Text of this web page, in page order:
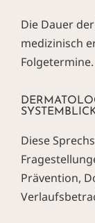
Die Dauer
medizinisch
Folgetermine.
Diese
Prävention,